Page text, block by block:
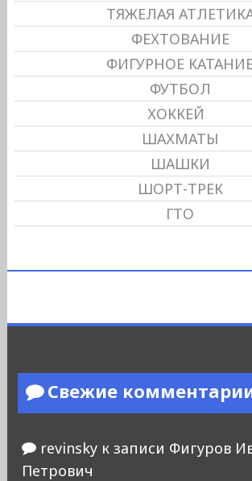
ТЯЖЕЛАЯ
ФЕХТОВАНИЕ
ФИГУРНОЕ
ФУТБОЛ
ХОККЕЙ
ШАХМАТЫ
ШАШКИ
ШОРТ-ТРЕК
ГТО
Свежие
revinskyк записи Фигуров
Петрович